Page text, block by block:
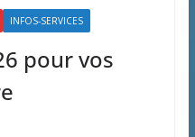
INFOS-SERVICES
pour vos